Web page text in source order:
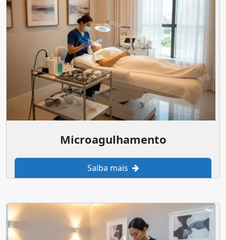
Microagulhamento
Saiba mais